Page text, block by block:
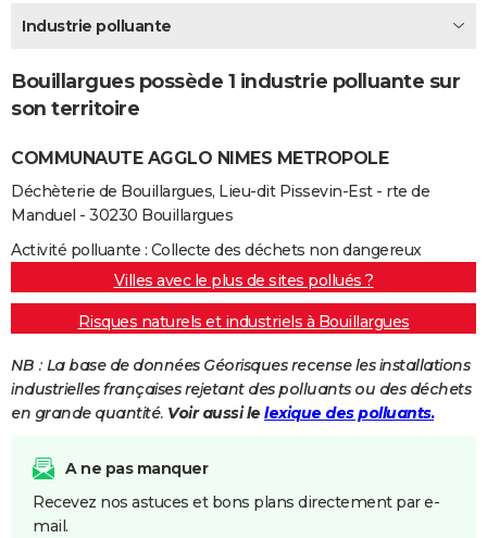
Destinations
City break
Voyage nature
Voyage de noces
Forum
Climat
+PHOTO
GUIDES D'ACHAT
BONS PLANS
CARTE DE VOEUX
Carte de Noël
Carte Bonne année
Carte Saint-Valentin
Carte Pâques
Carte d'anniversaire
DICTIONNAIRE
Dictionnaire
Biographies
Citations
Expressions
Proverbes
PROGRAMME TV
COPAINS D'AVANT
S'inscrire
Se connecter
Primaires
Universités
Entreprises
Service militaire
Avis de recherche
AVIS DE DÉCÈS
Bricolage
Lifestyle
Culture
Sport
Auto
Television
Voyage
Cinema
Industrie polluante
Bouillargues possède 1 industrie polluante sur
son territoire
COMMUNAUTE AGGLO NIMES METROPOLE
Déchèterie de Bouillargues, Lieu-dit Pissevin-Est - rte de
Manduel - 30230 Bouillargues
Activité polluante : Collecte des déchets non dangereux
Villes avec le plus de sites pollués ?
Risques naturels et industriels à Bouillargues
NB : La base de données Géorisques recense les installations
industrielles françaises rejetant des polluants ou des déchets
en grande quantité. Voir aussi le lexique des polluants.
A ne pas manquer
Recevez nos astuces et bons plans directement par e-
mail.